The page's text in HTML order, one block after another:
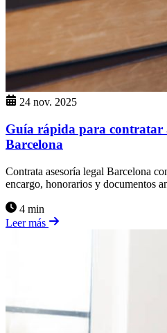
24 nov. 2025
Guía rápida para contratar
Barcelona
Contrata asesoría legal Barcelona
encargo, honorarios y documentos
4 min
Leer más